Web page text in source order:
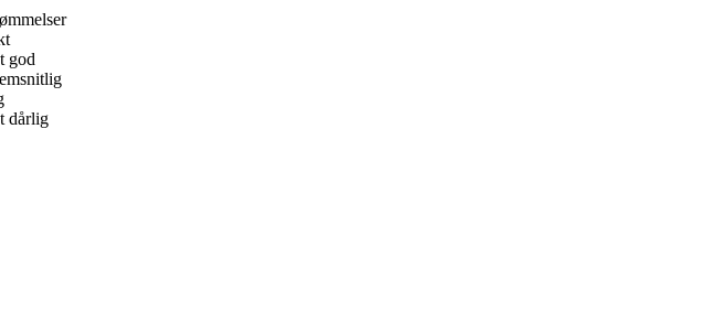
god
dårlig